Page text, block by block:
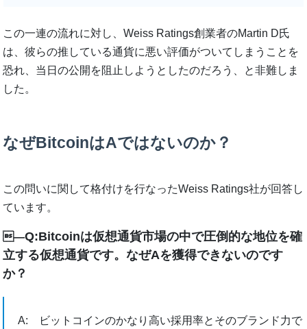
この一連の流れに対し、Weiss Ratings創業者のMartin D氏
は、彼らの推している通貨に悪い評価がついてしまうことを
恐れ、当日の公開を阻止しようとしたのだろう、と非難しま
した。
なぜBitcoinはAではないのか？
この問いに関して格付けを行なったWeiss Ratings社が回答し
ています。
―Q:Bitcoinは仮想通貨市場の中で圧倒的な地位を確
立する仮想通貨です。なぜAを獲得できないのです
か？
A: ビットコインのかなり高い採用率とそのブランド力で